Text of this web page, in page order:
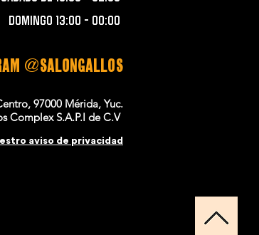
domingo 13:00 - 00:00
@salongallos
97000 Mérida, Yuc.
Complex S.A.P.I de C.V
aviso de privacidad